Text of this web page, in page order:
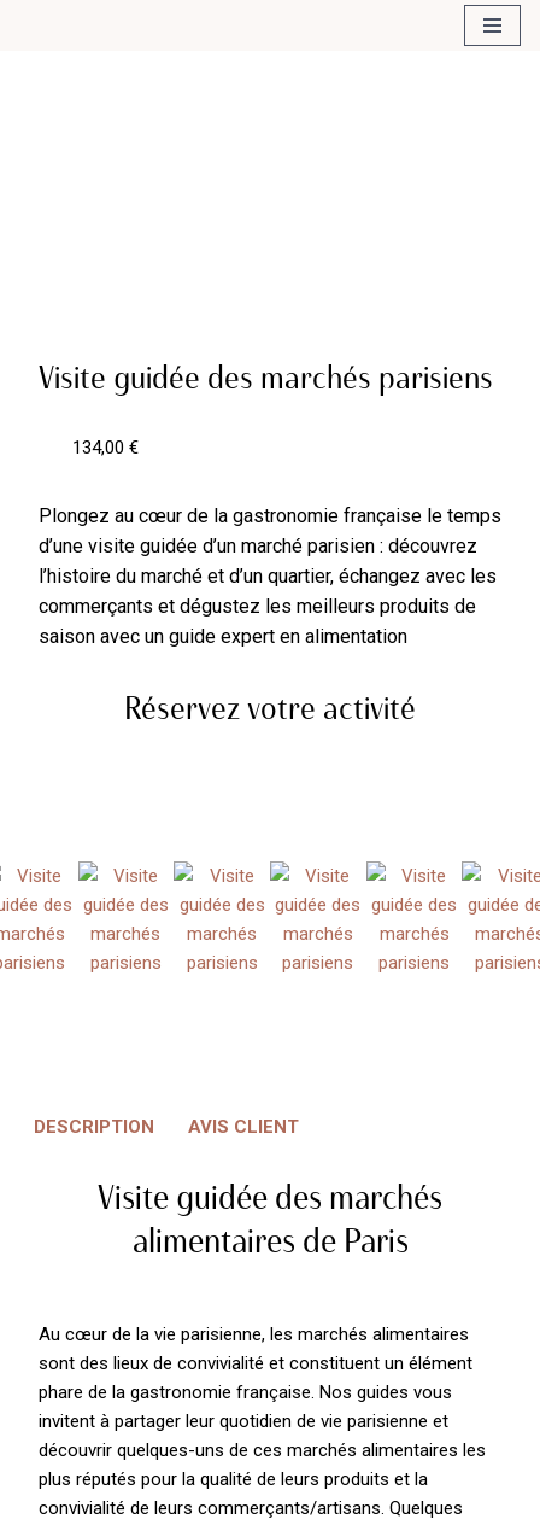
Visite guidée des marchés parisiens
134,00 €
Plongez au cœur de la gastronomie française le temps
d’une visite guidée d’un marché parisien : découvrez
l’histoire du marché et d’un quartier, échangez avec les
commerçants et dégustez les meilleurs produits de
saison avec un guide expert en alimentation
Réservez votre activité
DESCRIPTION AVIS CLIENT
Visite guidée des marchés
alimentaires de Paris
Au cœur de la vie parisienne, les marchés alimentaires
sont des lieux de convivialité et constituent un élément
phare de la gastronomie française. Nos guides vous
invitent à partager leur quotidien de vie parisienne et
découvrir quelques-uns de ces marchés alimentaires les
plus réputés pour la qualité de leurs produits et la
convivialité de leurs commerçants/artisans. Quelques